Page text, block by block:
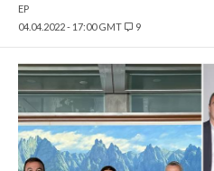
EP
04.04.2022 - 17:00 GMT
9